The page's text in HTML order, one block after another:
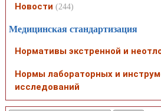
Новости (244)
Медицинская стандартизация
Нормативы экстренной и
Нормы лабораторных и
исследований